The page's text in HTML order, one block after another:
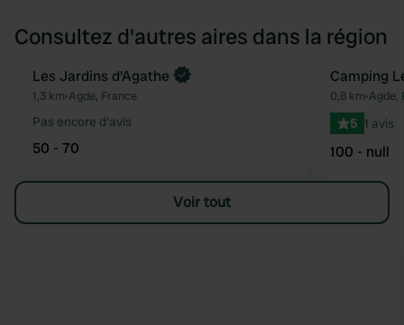
Consultez d'autres aires dans la région
Préféré
Les Jardins d'Agathe
1,3 km•Agde, France
Pas encore d'avis
50 - 70
Camping
0,8 km•Agde,
5 1 avis
100 - null
Voir tout